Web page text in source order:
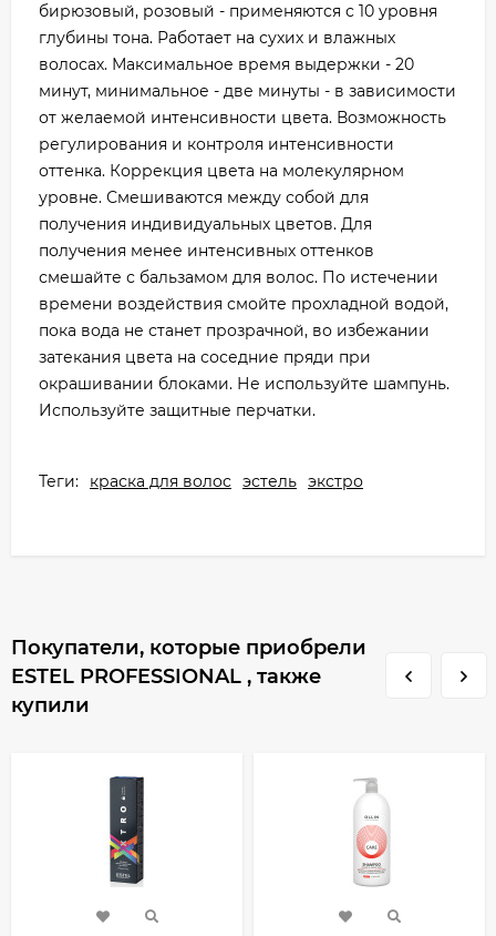
бирюзовый, розовый - применяются с 10 уровня
глубины тона. Работает на сухих и влажных
волосах. Максимальное время выдержки - 20
минут, минимальное - две минуты - в зависимости
от желаемой интенсивности цвета. Возможность
регулирования и контроля интенсивности
оттенка. Коррекция цвета на молекулярном
уровне. Смешиваются между собой для
получения индивидуальных цветов. Для
получения менее интенсивных оттенков
смешайте с бальзамом для волос. По истечении
времени воздействия смойте прохладной водой,
пока вода не станет прозрачной, во избежании
затекания цвета на соседние пряди при
окрашивании блоками. Не используйте шампунь.
Используйте защитные перчатки.
Теги: краска для волос эстель экстро
Покупатели, которые приобрели
ESTEL PROFESSIONAL , также
купили